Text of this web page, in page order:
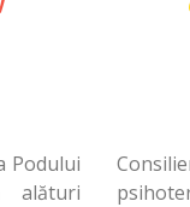
Podului
alături